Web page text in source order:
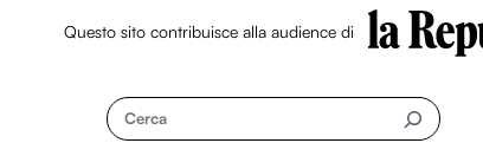
Questo sito contribuisce alla audience di
Cerca